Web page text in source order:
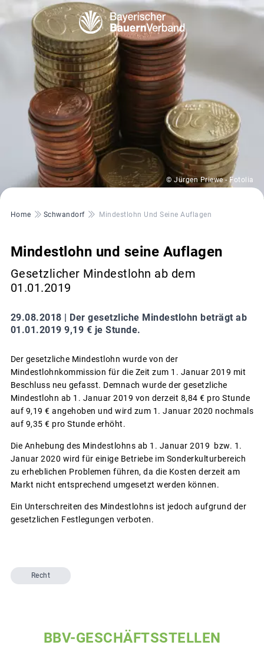
© Jürgen Priewe - Fotolia
Pfadnavigation
Home Schwandorf Mindestlohn Und Seine Auflagen
Mindestlohn und seine Auflagen
Gesetzlicher Mindestlohn ab dem
01.01.2019
29.08.2018 | Der gesetzliche Mindestlohn beträgt ab
01.01.2019 9,19 € je Stunde.
Der gesetzliche Mindestlohn wurde von der
Mindestlohnkommission für die Zeit zum 1. Januar 2019 mit
Beschluss neu gefasst. Demnach wurde der gesetzliche
Mindestlohn ab 1. Januar 2019 von derzeit 8,84 € pro Stunde
auf 9,19 € angehoben und wird zum 1. Januar 2020 nochmals
auf 9,35 € pro Stunde erhöht.
Die Anhebung des Mindestlohns ab 1. Januar 2019 bzw. 1.
Januar 2020 wird für einige Betriebe im Sonderkulturbereich
zu erheblichen Problemen führen, da die Kosten derzeit am
Markt nicht entsprechend umgesetzt werden können.
Ein Unterschreiten des Mindestlohns ist jedoch aufgrund der
gesetzlichen Festlegungen verboten.
Recht
BBV-GESCHÄFTSSTELLEN